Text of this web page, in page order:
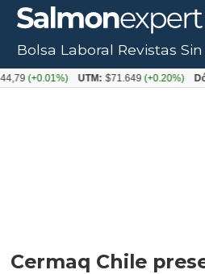
Cermaq Chile
Bolsa Laboral Revistas
UTM: $71.649 (+0.20%) Dólar: